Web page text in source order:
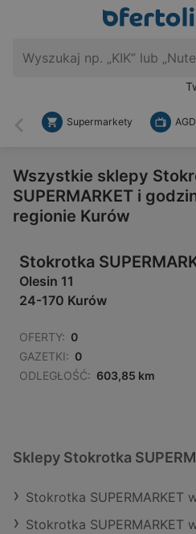
Wstecz
Supermarkety AGD
Wszystkie sklepy
SUPERMARKET i
regionie Kurów
Stokrotka
Olesin 11
24-170 Kurów
OFERTY: 0
GAZETKI: 0
ODLEGŁOŚĆ: 603,85 km
Sklepy Stokrotka
Stokrotka SUPERMARKET
Stokrotka SUPERMARKET